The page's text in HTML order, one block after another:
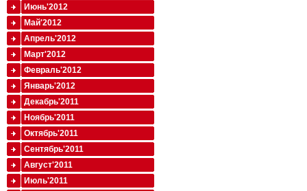
Июнь'2012
Май'2012
Апрель'2012
Март'2012
Февраль'2012
Январь'2012
Декабрь'2011
Ноябрь'2011
Октябрь'2011
Сентябрь'2011
Август'2011
Июль'2011